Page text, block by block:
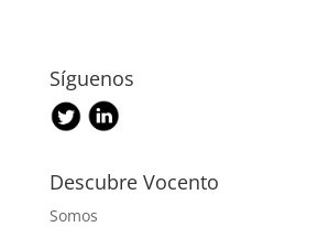
Síguenos
Descubre Vocento
Somos